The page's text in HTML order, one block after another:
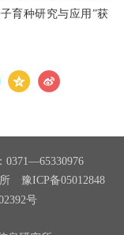
育种研究与应用”获
0371—65330976
豫ICP备05012848
号